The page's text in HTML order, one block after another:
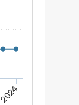
2024